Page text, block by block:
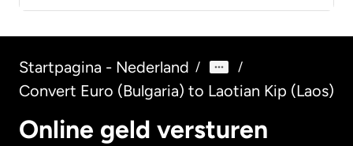
Startpagina - Nederland / /
Convert Euro (Bulgaria) to Laotian Kip (Laos)
Online geld versturen